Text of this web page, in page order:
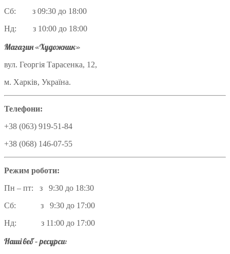
Сб: з 09:30 до 18:00
Нд: з 10:00 до 18:00
Магазин «Художник»
вул. Георгія Тарасенка, 12,
м. Харків, Україна.
Телефони:
+38 (063) 919-51-84
+38 (068) 146-07-55
Режим роботи:
Пн – пт: з 9:30 до 18:30
Сб: з 9:30 до 17:00
Нд: з 11:00 до 17:00
Наші веб – ресурси: